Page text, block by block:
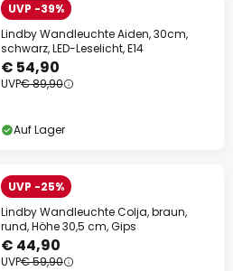
UVP -39%
Lindby Wandleuchte Aiden, 30cm,
schwarz, LED-Leselicht, E14
€ 54,90
UVP€ 89,90
Auf Lager
UVP -25%
Lindby Wandleuchte Colja, braun,
rund, Höhe 30,5 cm, Gips
€ 44,90
UVP€ 59,90